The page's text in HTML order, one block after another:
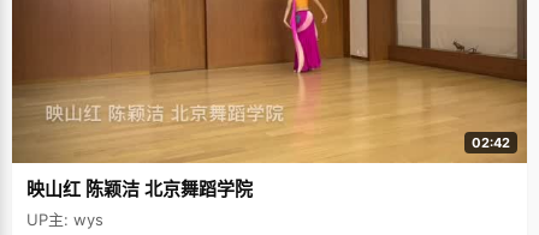
02:42
映山红 陈颖洁 北京舞蹈学院
UP主: wys